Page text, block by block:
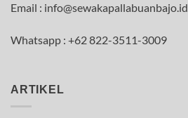
Email : info@sewakapallabuanbajo.id
Whatsapp : +62 822-3511-3009
ARTIKEL